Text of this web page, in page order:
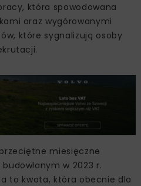
która spowodowana
oraz wygórowanymi
które sygnalizują osoby
miesięczne
w 2023 r.
a to kwota, która obecnie dla